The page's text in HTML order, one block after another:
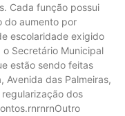
Cada função possui
do aumento por
escolaridade exigido
Secretário Municipal
estão sendo feitas
Avenida das Palmeiras,
regularização dos